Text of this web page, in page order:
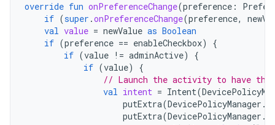
override fun onPreferenceChange(preference :
if (super .onPreferenceChange(preference,
val value = newValue as Boolean
if (preference == enableCheckbox)
{
if (value != adminActive)
{
if (value)
{
// Launch the activity to have the
val intent = Intent(
putExtra(DevicePolicyManager .
putExtra(DevicePolicyManager .